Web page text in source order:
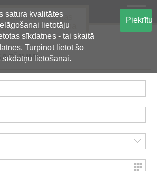
satura kvalitātes
lietotāju
sīkdatnes - tai skaitā
Turpinot lietot šo
lietošanai.
Piekrītu
informācijas
sistēma